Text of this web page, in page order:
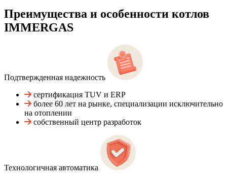
Преимущества и особенности котлов
IMMERGAS
Подтвержденная надежность
сертификация TUV и ERP
более 60 лет на рынке, специализации исключительно
на отоплении
собственный центр разработок
Технологичная автоматика